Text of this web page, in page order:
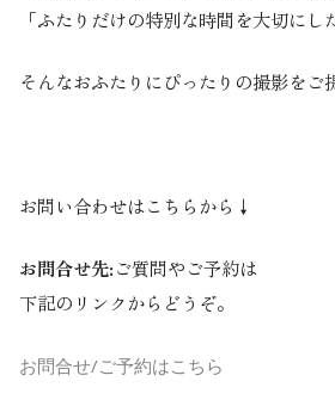
「ふたりだけの特別な時間を大切にし
そんなおふたりにぴったりの撮影をご
お問い合わせはこちらから↓
お問合せ先:ご質問やご予約は
下記のリンクからどうぞ。
お問合せ/ご予約はこちら